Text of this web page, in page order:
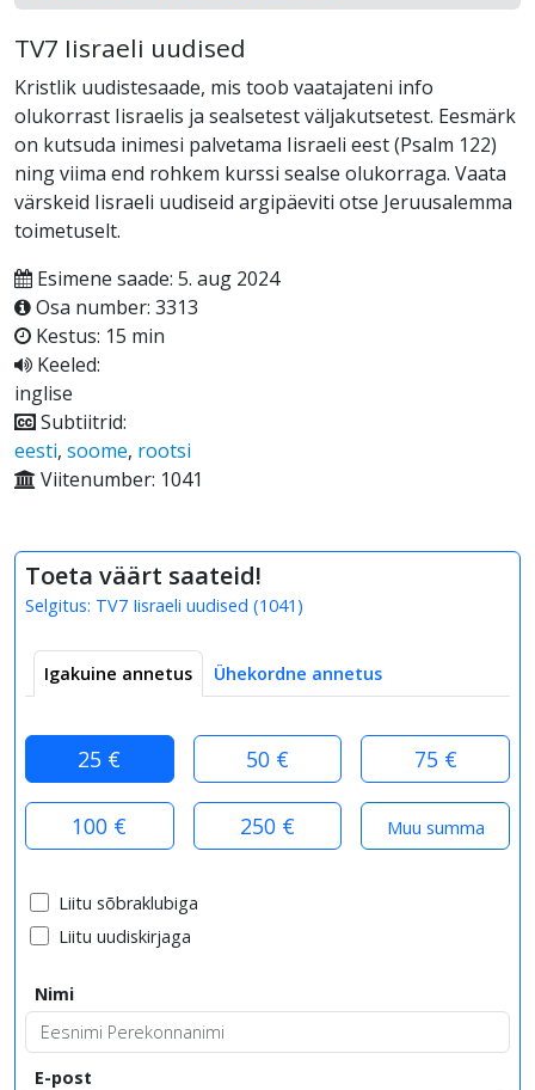
TV7 Iisraeli uudised
Kristlik uudistesaade, mis toob vaatajateni info
olukorrast Iisraelis ja sealsetest väljakutsetest. Eesmärk
on kutsuda inimesi palvetama Iisraeli eest (Psalm 122)
ning viima end rohkem kurssi sealse olukorraga. Vaata
värskeid Iisraeli uudiseid argipäeviti otse Jeruusalemma
toimetuselt.
Esimene saade: 5. aug 2024
Osa number: 3313
Kestus: 15 min
Keeled:
inglise
Subtiitrid:
eesti, soome, rootsi
Viitenumber: 1041
Toeta väärt saateid!
Selgitus: TV7 Iisraeli uudised (1041 )
Igakuine annetus Ühekordne annetus
25 € 50 € 75 €
100 € 250 €
Liitu sõbraklubiga
Liitu uudiskirjaga
Nimi
E-post